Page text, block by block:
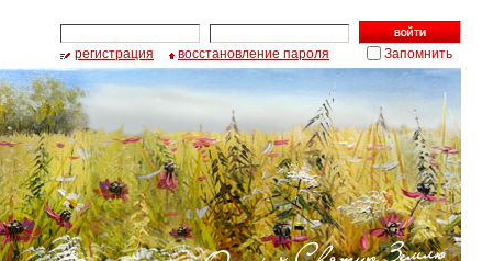
регистрация восстановление пароля Запомнить